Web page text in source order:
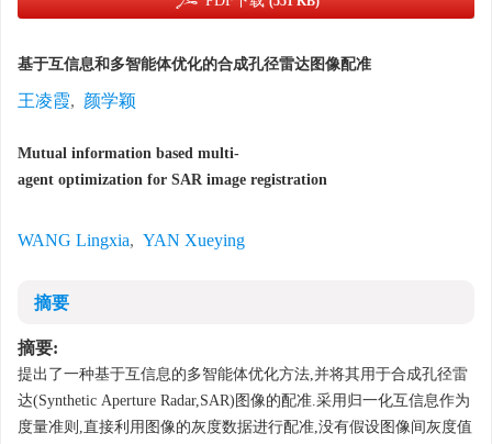
基于互信息和多智能体优化的合成孔径雷达图像配准
王凌霞, 颜学颖
Mutual information based multi-
agent optimization for SAR image registration
WANG Lingxia, YAN Xueying
摘要
摘要:
提出了一种基于互信息的多智能体优化方法,并将其用于合成孔径雷
达(Synthetic Aperture Radar,SAR) 图像的配准.采用归一化互信息作为
度量准则 ,直接利用图像的灰度数据进行配准,没有假设图像间灰度值